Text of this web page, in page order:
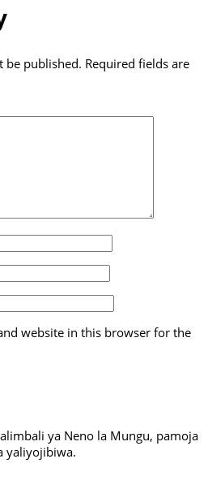
be published. Required fields are
website in this browser for the
ya Neno la Mungu, pamoja
yaliyojibiwa.